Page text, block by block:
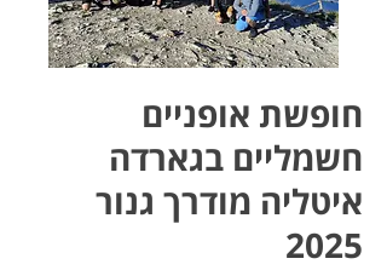
חופשת אופניים
חשמליים בגארדה
איטליה מודרך גנור
2025